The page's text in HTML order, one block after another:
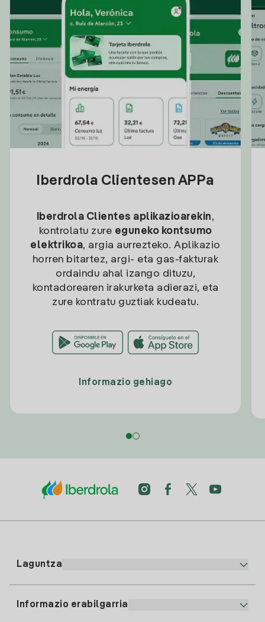
Iberdrola Clientesen APPa
Iberdrola Clientes aplikazioarekin,
kontrolatu zure eguneko kontsumo
elektrikoa, argia aurrezteko. Aplikazio
horren bitartez, argi- eta gas-fakturak
ordaindu ahal izango dituzu,
kontadorearen irakurketa adierazi, eta
zure kontratu guztiak kudeatu.
Informazio gehiago
Laguntza
Informazio erabilgarria